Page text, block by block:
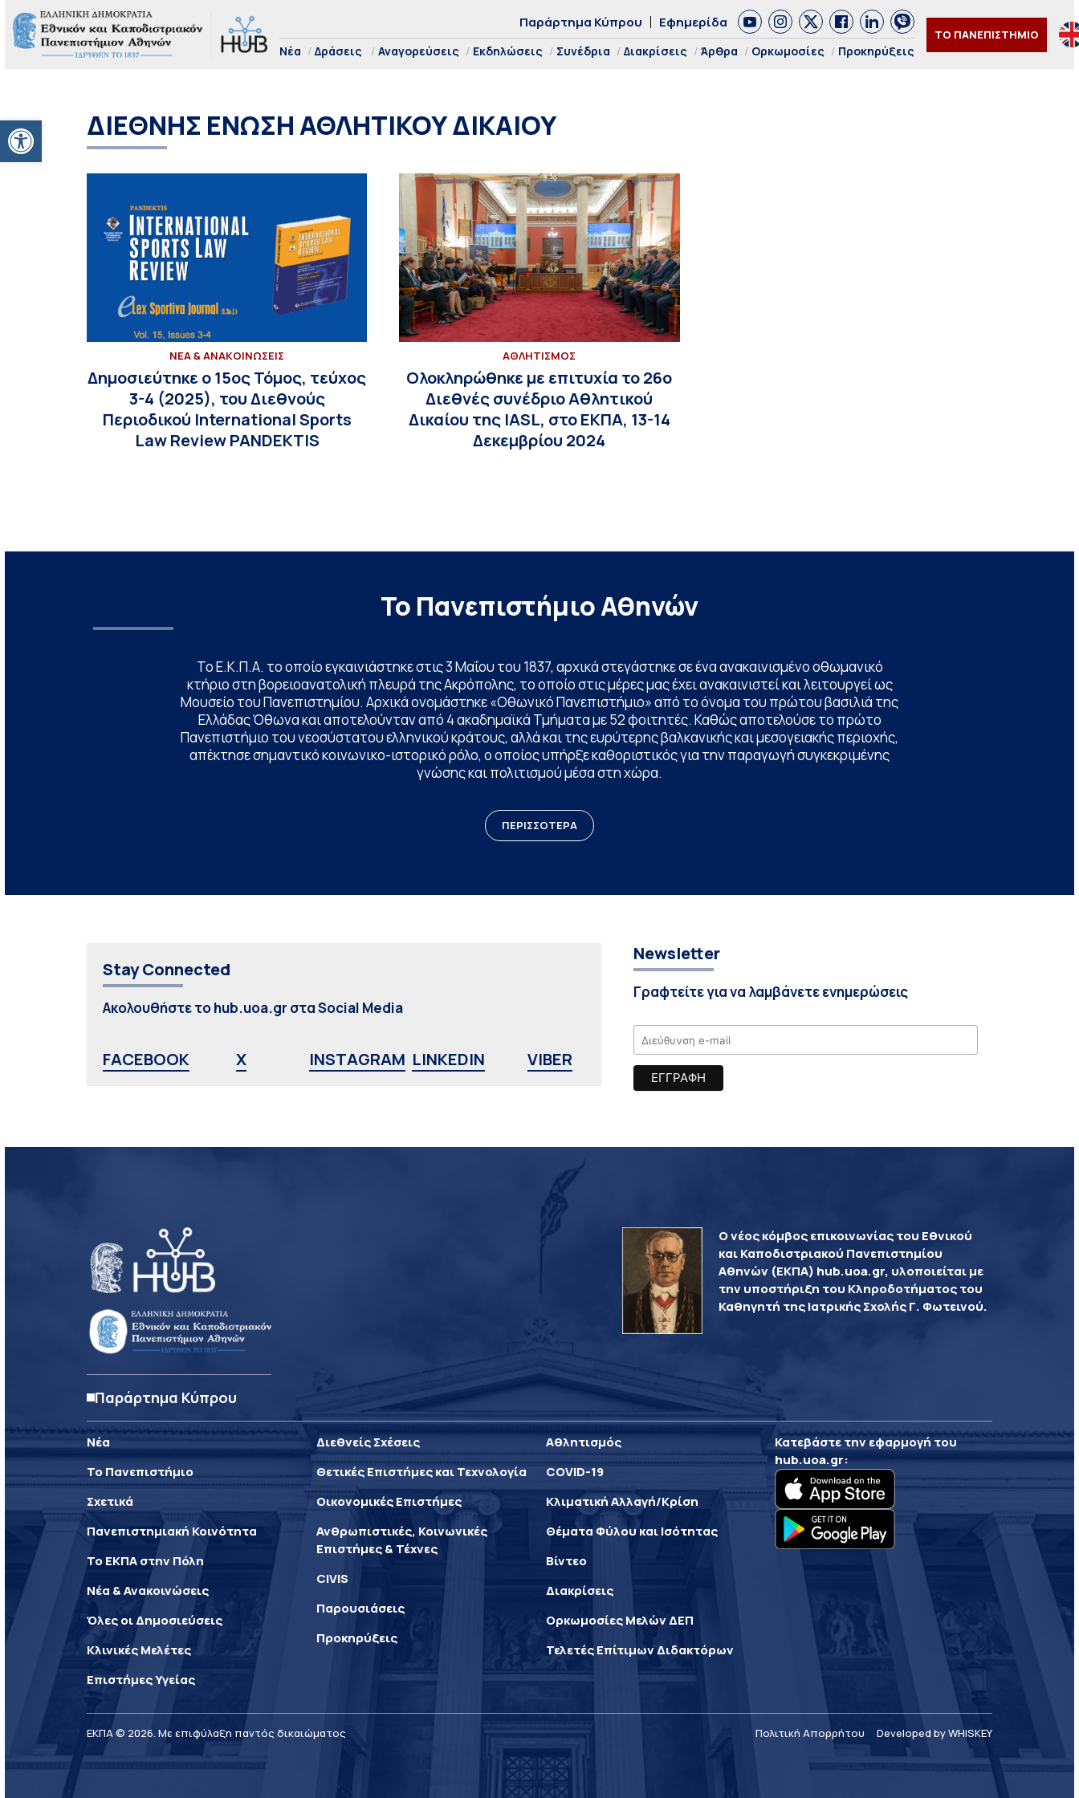
Ανοίξτε τη γραμμή εργαλείων
Παράρτημα Κύπρου Εφημερίδα
Νέα Δράσεις Αναγορεύσεις Εκδηλώσεις Συνέδρια Διακρίσεις Άρθρα Ορκωμοσίες Προκηρύξεις
ΤΟ ΠΑΝΕΠΙΣΤΗΜΙΟ
ΔΙΕΘΝΗΣ ΕΝΩΣΗ ΑΘΛΗΤΙΚΟΥ ΔΙΚΑΙΟΥ
ΝΕΑ & ΑΝΑΚΟΙΝΩΣΕΙΣ
Δημοσιεύτηκε ο 15ος Τόμος, τεύχος
3-4 (2025), του Διεθνούς
Περιοδικού International Sports
Law Review PANDEKTIS
ΑΘΛΗΤΙΣΜΟΣ
Ολοκληρώθηκε με επιτυχία το 26ο
Διεθνές συνέδριο Αθλητικού
Δικαίου της IASL, στο ΕΚΠΑ, 13-14
Δεκεμβρίου 2024
Το Πανεπιστήμιο Αθηνών
Το Ε.Κ.Π.Α. το οποίο εγκαινιάστηκε στις 3 Μαΐου του 1837, αρχικά στεγάστηκε σε ένα ανακαινισμένο οθωμανικό
κτήριο στη βορειοανατολική πλευρά της Ακρόπολης, το οποίο στις μέρες μας έχει ανακαινιστεί και λειτουργεί ως
Μουσείο του Πανεπιστημίου. Αρχικά ονομάστηκε «Οθωνικό Πανεπιστήμιο» από το όνομα του πρώτου βασιλιά της
Ελλάδας Όθωνα και αποτελούνταν από 4 ακαδημαϊκά Τμήματα με 52 φοιτητές. Καθώς αποτελούσε το πρώτο
Πανεπιστήμιο του νεοσύστατου ελληνικού κράτους, αλλά και της ευρύτερης βαλκανικής και μεσογειακής περιοχής,
απέκτησε σημαντικό κοινωνικο-ιστορικό ρόλο, ο οποίος υπήρξε καθοριστικός για την παραγωγή συγκεκριμένης
γνώσης και πολιτισμού μέσα στη χώρα.
ΠΕΡΙΣΣΟΤΕΡΑ
Stay Connected
Ακολουθήστε το hub.uoa.gr στα Social Media
FACEBOOK X INSTAGRAM LINKEDIN VIBER
Newsletter
Γραφτείτε για να λαμβάνετε ενημερώσεις
Παράρτημα Κύπρου
Ο νέος κόμβος επικοινωνίας του Εθνικού
και Καποδιστριακού Πανεπιστημίου
Αθηνών (ΕΚΠΑ) hub.uoa.gr, υλοποιείται με
την υποστήριξη του Κληροδοτήματος του
Καθηγητή της Ιατρικής Σχολής Γ. Φωτεινού.
Νέα
Το Πανεπιστήμιο
Σχετικά
Πανεπιστημιακή Κοινότητα
Το ΕΚΠΑ στην Πόλη
Νέα & Ανακοινώσεις
Όλες οι Δημοσιεύσεις
Κλινικές Μελέτες
Επιστήμες Υγείας
Διεθνείς Σχέσεις
Θετικές Επιστήμες και Τεχνολογία
Οικονομικές Επιστήμες
Ανθρωπιστικές, Κοινωνικές
Επιστήμες & Τέχνες
CIVIS
Παρουσιάσεις
Προκηρύξεις
Αθλητισμός
COVID-19
Κλιματική Αλλαγή/Κρίση
Θέματα Φύλου και Ισότητας
Βίντεο
Διακρίσεις
Ορκωμοσίες Μελών ΔΕΠ
Τελετές Επίτιμων Διδακτόρων
Κατεβάστε την εφαρμογή του
hub.uoa.gr:
ΕΚΠΑ © 2026. Με επιφύλαξη παντός δικαιώματος Πολιτική Απορρήτου Developed by WHISKEY